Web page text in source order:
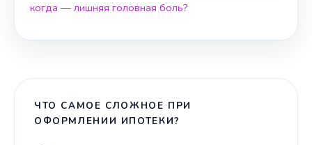
когда — лишняя головная боль?
ЧТО САМОЕ СЛОЖНОЕ ПРИ
ОФОРМЛЕНИИ ИПОТЕКИ?